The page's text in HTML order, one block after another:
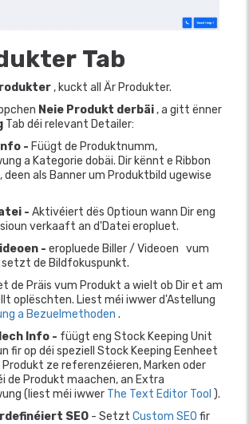
Tab
, kuckt all Är Produkter.
Neie Produkt derbäi , a gitt ënner
Tab déi relevant Detailer:
- Füügt de Produktnumm,
a Kategorie dobäi. Dir kënnt e Ribbon
deen als Banner um Produktbild ugewise
- Aktivéiert dës Optioun wann Dir eng
verkaaft an d'Datei eropluet.
- eropluede Biller / Videoen vum
setzt de Bildfokuspunkt.
de Präis vum Produkt a wielt ob Dir et am
oplëschten. Liest méi iwwer d'Astellung
a Bezuelmethoden .
Info - füügt eng Stock Keeping Unit
fir op déi speziell Stock Keeping Eenheet
ze referenzéieren, Marken oder
de Produkt maachen, an Extra
(liest méi iwwer The Text Editor Tool ).
SEO - Setzt Custom SEO fir